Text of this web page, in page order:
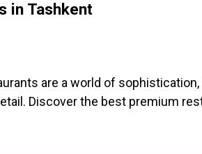
in Tashkent
are a world of
Discover the best premium